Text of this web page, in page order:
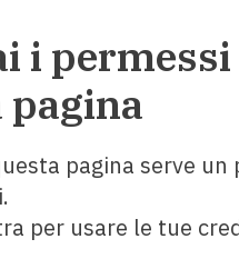
i
pagina
pagina serve un
per usare le tue